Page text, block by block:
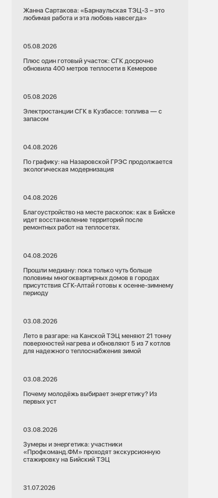
Жанна Сартакова: «Барнаульская ТЭЦ-3 – это
любимая работа и эта любовь навсегда»
05.08.2026
Плюс один готовый участок: СГК досрочно
обновила 400 метров теплосети в Кемерове
05.08.2026
Электростанции СГК в Кузбассе: топлива — с
запасом
04.08.2026
По графику: на Назаровской ГРЭС продолжается
экологическая модернизация
04.08.2026
Благоустройство на месте раскопок: как в Бийске
идет восстановление территорий после
ремонтных работ на теплосетях.
04.08.2026
Прошли медиану: пока только чуть больше
половины многоквартирных домов в городах
присутствия СГК-Алтай готовы к осенне-зимнему
периоду
03.08.2026
Лето в разгаре: на Канской ТЭЦ меняют 21 тонну
поверхностей нагрева и обновляют 5 из 7 котлов
для надежного теплоснабжения зимой
03.08.2026
Почему молодёжь выбирает энергетику? Из
первых уст
03.08.2026
Зумеры и энергетика: участники
«Профкоманд.ФМ» проходят экскурсионную
стажировку на Бийский ТЭЦ
31.07.2026